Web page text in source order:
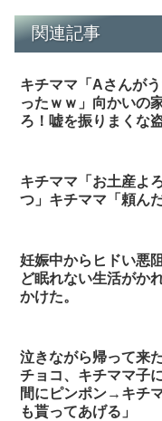
関連記事
キチママ「Aさんが
ったｗｗ」向かいの
ろ！嘘を振りまくな
キチママ「お土産よ
つ」キチママ「頼ん
妊娠中からヒドい悪
ど眠れない生活がか
かけた。
泣きながら帰って来
チョコ、キチママ子
間にピンポン→キチ
も貰ってあげる」